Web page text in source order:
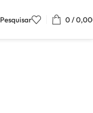
Pesquisar 0/0,00